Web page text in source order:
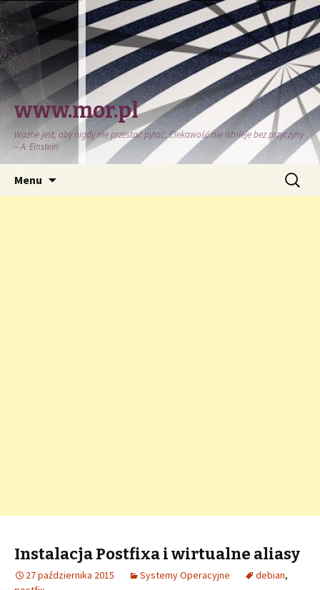
www.mor.pl
Ważne jest, aby nigdy nie przestać pytać. Ciekawość nie istnieje bez przyczyny
– A. Einstein
Menu Szukaj:
Instalacja Postfixa i wirtualne aliasy
27 października 2015 Systemy Operacyjne debian,